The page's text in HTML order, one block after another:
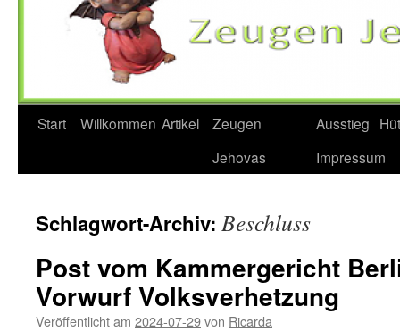
Start Willkommen Artikel
Zeugen
Jehovas
Ausstieg
Impressum
Schlagwort-Archiv: Beschluss
Post vom Kammergericht
Vorwurf Volksverhetzung
Veröffentlicht am 2024-07-29von Ricarda